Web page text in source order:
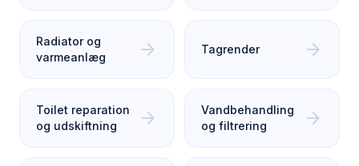
Radiator og
varmeanlæg
arrow_forward Tagrender arrow_forward
Toilet reparation
og udskiftning
arrow_forward
Vandbehandling
og filtrering
arrow_forward